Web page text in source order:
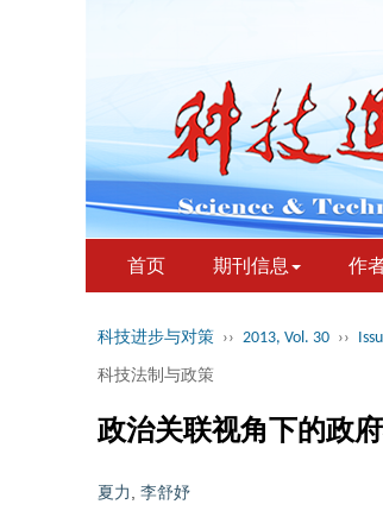
首页 期刊信息 作
科技进步与对策 ›› 2013, Vol. 30 ››
科技法制与政策
政治关联视角下的政
夏力 李舒妤